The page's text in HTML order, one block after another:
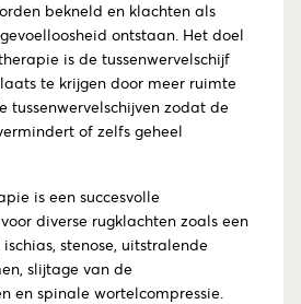
bekneld en klachten als
ontstaan. Het doel
is de tussenwervelschijf
te krijgen door meer ruimte
tussenwervelschijven zodat de
of zelfs geheel
is een succesvolle
diverse rugklachten zoals een
stenose, uitstralende
slijtage van de
en spinale wortelcompressie.